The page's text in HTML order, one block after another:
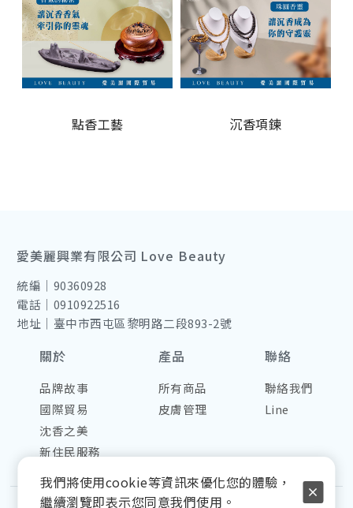
點香工藝 沉香項鍊
愛美麗興業有限公司 Love Beauty
統編｜90360928
電話｜0910922516
地址｜臺中市西屯區黎明路二段893-2號
關於
品牌故事
國際貿易
沈香之美
新住民服務
產品
所有商品
皮膚管理
聯絡
聯絡我們
Line
我們將使用cookie等資訊來優化您的體驗，
繼續瀏覽即表示您同意我們使用。